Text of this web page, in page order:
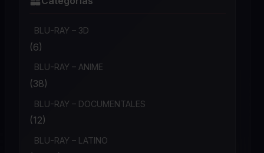
BLU-RAY – 3D
(6)
BLU-RAY – ANIME
(38)
BLU-RAY – DOCUMENTALES
(12)
BLU-RAY – LATINO